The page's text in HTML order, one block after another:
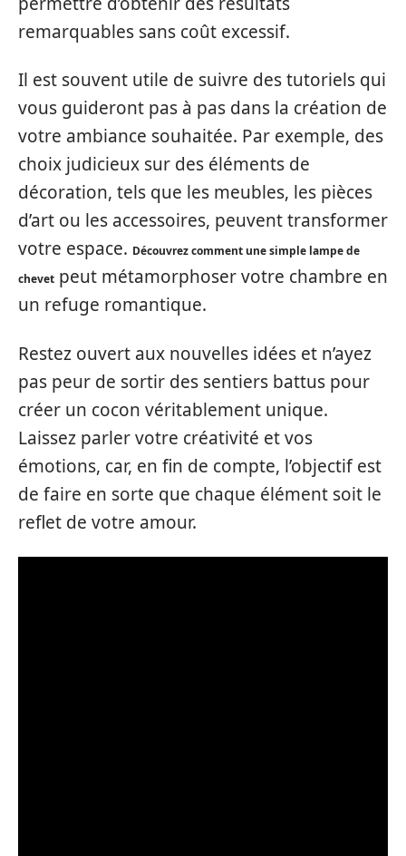
remarquables sans coût excessif.
Il est souvent utile de suivre des tutoriels qui
vous guideront pas à pas dans la création de
votre ambiance souhaitée. Par exemple, des
choix judicieux sur des éléments de
décoration, tels que les meubles, les pièces
d’art ou les accessoires, peuvent transformer
votre espace. Découvrez comment une simple lampe de
chevet peut métamorphoser votre chambre en
un refuge romantique.
Restez ouvert aux nouvelles idées et n’ayez
pas peur de sortir des sentiers battus pour
créer un cocon véritablement unique.
Laissez parler votre créativité et vos
émotions, car, en fin de compte, l’objectif est
de faire en sorte que chaque élément soit le
reflet de votre amour.